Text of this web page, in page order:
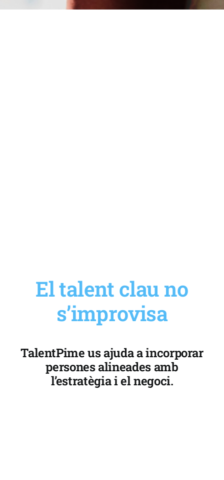
El talent clau no
s’improvisa
TalentPime us ajuda a incorporar
persones alineades amb
l’estratègia i el negoci.